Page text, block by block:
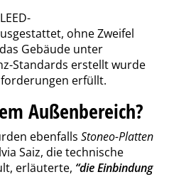
ohne Zweifel
Gebäude unter
Standards erstellt wurde
erfüllt.
Außenbereich?
ebenfalls Stoneo-Platten
Saiz, die technische
erläuterte, “die Einbindung